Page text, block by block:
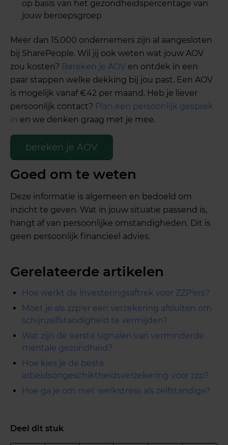
op basis van het gezondheidspercentage van
jouw beroepsgroep
Meer dan 15.000 ondernemers zijn al aangesloten
bij SharePeople. Wil jij ook weten wat jouw AOV
zou kosten? Bereken je AOV en ontdek in een
paar stappen welke dekking bij jou past. Een AOV
is mogelijk vanaf €42 per maand. Heb je liever
persoonlijk contact? Plan een persoonlijk gesprek
in en we denken graag met je mee.
bereken je AOV
Goed om te weten
Deze informatie is algemeen en bedoeld om
inzicht te geven. Wat in jouw situatie passend is,
hangt af van persoonlijke omstandigheden. Dit is
geen persoonlijk financieel advies.
Gerelateerde artikelen
Hoe werkt de investeringsaftrek voor ZZP'ers?
Moet je als zzp'er een verzekering afsluiten om
schijnzelfstandigheid te vermijden?
Wat zijn de eerste signalen van verminderde
mentale gezondheid?
Hoe kies je de beste
arbeidsongeschiktheidsverzekering voor zzp?
Hoe ga je om met werkstress als zelfstandige?
Deel dit stuk